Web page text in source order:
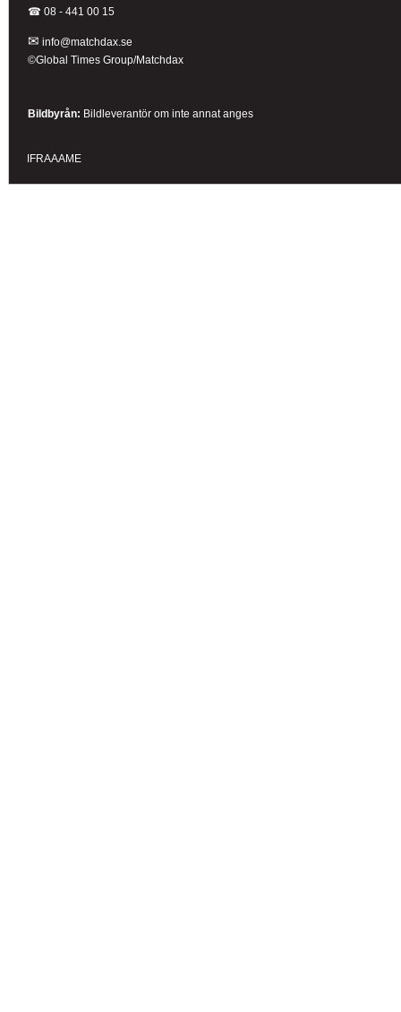
☎ 08 - 441 00 15
✉ info@matchdax.se
©Global Times Group/Matchdax
Bildbyrån: Bildleverantör om inte annat anges
IFRAAAME